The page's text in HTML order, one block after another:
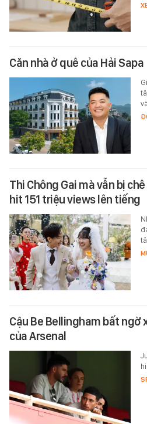
Căn nhà ở quê của Hải Sapa
Thi Chông Gai mà vẫn bị
hit 151 triệu views lên tiếng
Cậu Be Bellingham bất
của Arsenal